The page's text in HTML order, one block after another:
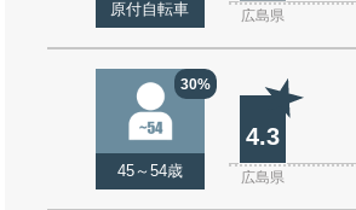
原付自転車 広島県
30%
45～54歳
4.3
広島県